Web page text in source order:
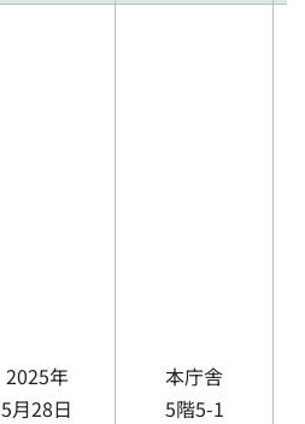
2025年
5月28日
本庁舎
5階5-1